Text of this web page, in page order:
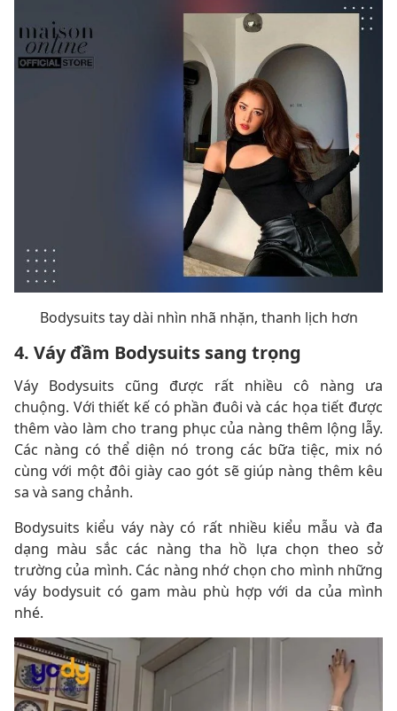
Bodysuits tay dài nhìn nhã nhặn, thanh lịch hơn
4. Váy đầm Bodysuits sang trọng
Váy Bodysuits cũng được rất nhiều cô nàng ưa
chuộng. Với thiết kế có phần đuôi và các họa tiết được
thêm vào làm cho trang phục của nàng thêm lộng lẫy.
Các nàng có thể diện nó trong các bữa tiệc, mix nó
cùng với một đôi giày cao gót sẽ giúp nàng thêm kêu
sa và sang chảnh.
Bodysuits kiểu váy này có rất nhiều kiểu mẫu và đa
dạng màu sắc các nàng tha hồ lựa chọn theo sở
trường của mình. Các nàng nhớ chọn cho mình những
váy bodysuit có gam màu phù hợp với da của mình
nhé.